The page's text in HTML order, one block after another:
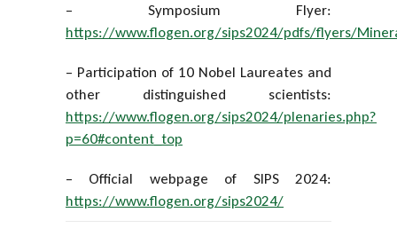
– Symposium Flyer:
https://www.flogen.org/sips2024/pdfs/flyers/
– Participation of 10 Nobel Laureates and
other distinguished scientists:
https://www.flogen.org/sips2024/plenaries.php?
p=60#content_top
– Official webpage of SIPS 2024:
https://www.flogen.org/sips2024/